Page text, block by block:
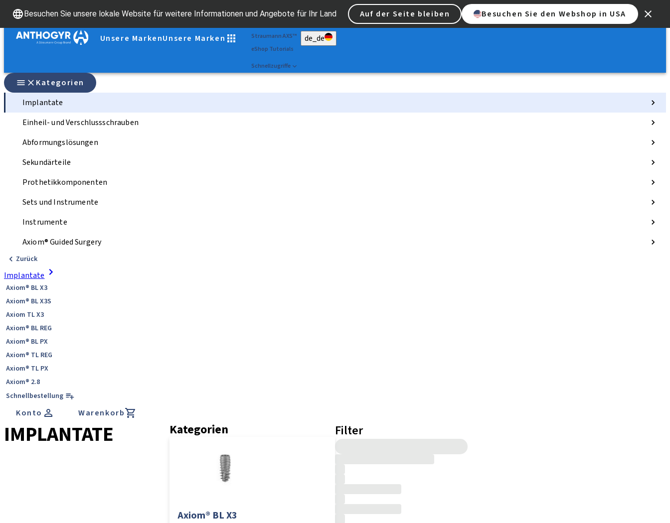
Besuchen Sie unsere lokale Website für weitere Informationen und Angebote für Ihr Land Auf der Seite bleiben Besuchen Sie den Webshop in USA
Unsere MarkenUnsere Marken
Scan&Shape
Straumann AXS™
eShop Tutorials
Schnellzugriffe
de_de
Kategorien
Implantate
Einheil- und Verschlussschrauben
Abformungslösungen
Sekundärteile
Prothetikkomponenten
Sets und Instrumente
Instrumente
Axiom® Guided Surgery
Zurück
Implantate
Axiom® BL X3
Axiom® BL X3S
Axiom TL X3
Axiom® BL REG
Axiom® BL PX
Axiom® TL REG
Axiom® TL PX
Axiom® 2.8
Schnellbestellung
Konto Warenkorb
IMPLANTATE Kategorien
Axiom® BL X3
Filter